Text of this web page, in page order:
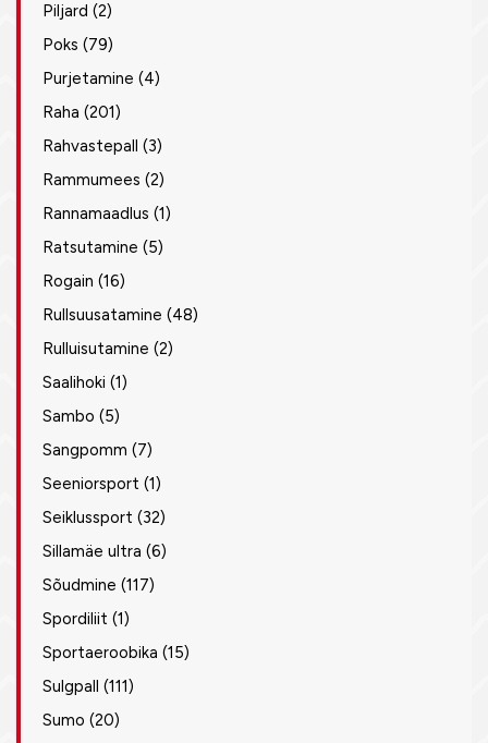
Piljard (2)
Poks (79)
Purjetamine (4)
Raha (201)
Rahvastepall (3)
Rammumees (2)
Rannamaadlus (1)
Ratsutamine (5)
Rogain (16)
Rullsuusatamine (48)
Rulluisutamine (2)
Saalihoki (1)
Sambo (5)
Sangpomm (7)
Seeniorsport (1)
Seiklussport (32)
Sillamäe ultra (6)
Sõudmine (117)
Spordiliit (1)
Sportaeroobika (15)
Sulgpall (111)
Sumo (20)